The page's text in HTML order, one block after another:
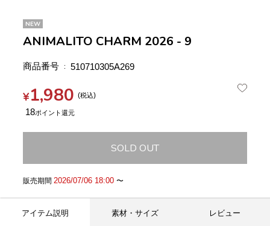
NEW
ANIMALITO CHARM 2026 - 9
商品番号 510710305A269
¥1,980 税込
18
SOLD OUT
販売期間 2026/07/06 18:00〜
アイテム説明 素材・サイズ レビュー